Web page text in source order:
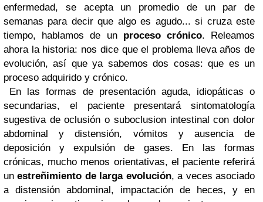
enfermedad, se acepta un promedio de un par de
semanas para decir que algo es agudo... si cruza este
tiempo, hablamos de un proceso crónico. Releamos
ahora la historia: nos dice que el problema lleva años de
evolución, así que ya sabemos dos cosas: que es un
proceso adquirido y crónico.
En las formas de presentación aguda, idiopáticas o
secundarias, el paciente presentará sintomatología
sugestiva de oclusión o suboclusion intestinal con dolor
abdominal y distensión, vómitos y ausencia de
deposición y expulsión de gases. En las formas
crónicas, mucho menos orientativas, el paciente referirá
unestreñimiento de larga evolución, a veces asociado
a distensión abdominal, impactación de heces, y en